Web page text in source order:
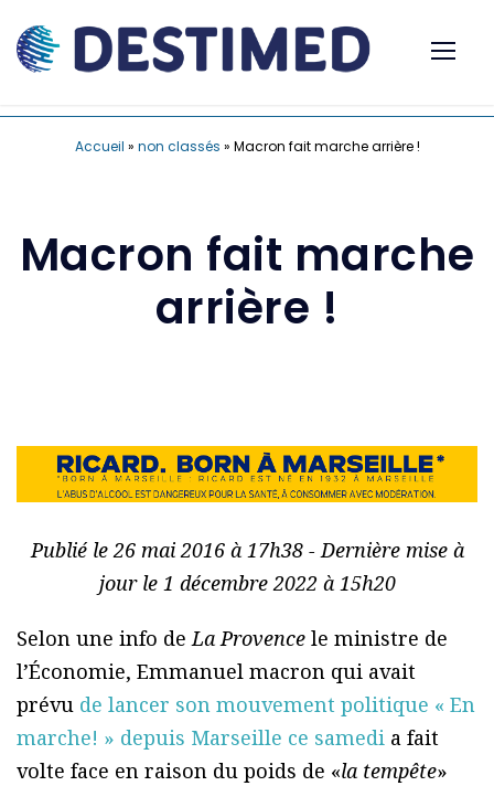
Accueil » non classés » Macron fait marche arrière !
Macron fait marche
arrière !
Publié le 26 mai 2016 à 17h38 - Dernière mise à
jour le 1 décembre 2022 à 15h20
Selon une info deLa Provence le ministre de
l’Économie, Emmanuel macron qui avait
prévu de lancer son mouvement politique « En
marche! » depuis Marseille ce samedi a fait
volte face en raison du poids de «la tempête»